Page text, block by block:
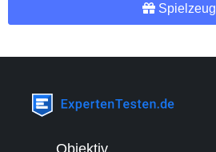
Spielzeug
Objektiv,